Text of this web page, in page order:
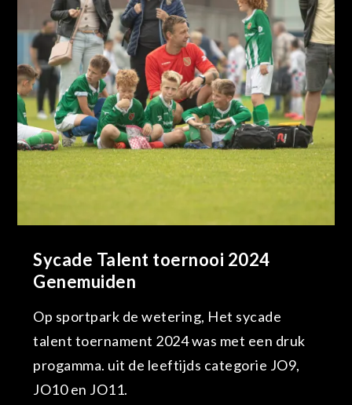
Sycade Talent toernooi 2024
Genemuiden
Op sportpark de wetering, Het sycade
talent toernament 2024 was met een druk
progamma. uit de leeftijds categorie JO9,
JO10 en JO11.